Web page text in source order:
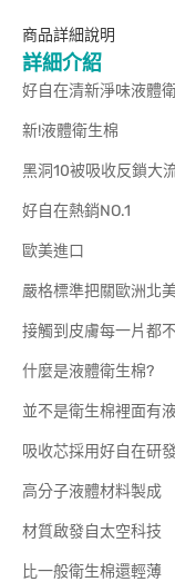
商品詳細說明
詳細介紹
好自在清新淨味液體
新!液體衛生棉
黑洞10被吸收反鎖大
好自在熱銷NO.1
歐美進口
嚴格標準把關歐洲北
接觸到皮膚每一片都
什麼是液體衛生棉?
並不是衛生棉裡面有
吸收芯採用好自在研
高分子液體材料製成
材質啟發自太空科技
比一般衛生棉還輕薄